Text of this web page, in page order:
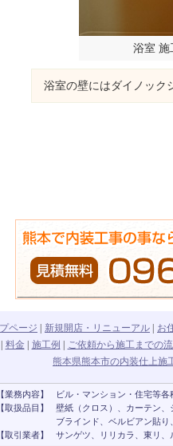
浴室 施
浴室の壁にはダイノック
ページ 新規開店・リニューアル
お
料金 施工例
ご依頼から施工までの
熊本県熊本市の内装仕上施
【業務内容】
ビル・マンション・住宅等
【取扱品目】
壁紙（クロス）、カーテン
ブラインド、ベルビアン貼り
【取引業者】
サンゲツ、リリカラ、東リ